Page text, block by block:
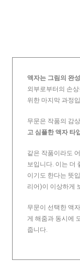
액자는 그림의 완성
외부로부터의 손
위한 마지막 과정
무문은 작품의 감
고 심플한 액자 타입
같은 작품이라도
보입니다. 이는 더
이기도 한다는 뜻
리어)이 이상하게
무문이 선택한 액
게 해줌과 동시에
줍니다.